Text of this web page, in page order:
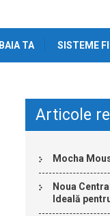
BAIA TA SISTEME
Articole
Mocha
Noua
Ideală